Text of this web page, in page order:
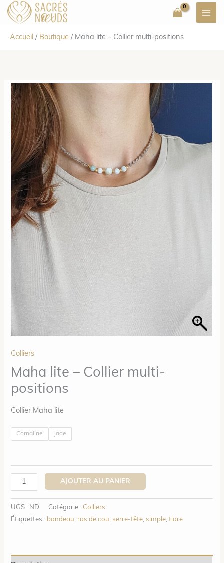
Aller
contenu
Accueil / Boutique / Maha lite – Collier multi-positions
Colliers
Maha lite – Collier multi-
positions
Collier Maha lite
Cornaline Jade
quantité
de
Maha
lite
multi-
AJOUTER AU PANIER
UGS : ND Catégorie : Colliers
Étiquettes : bandeau, ras de cou, serre-tête, simple,tiare